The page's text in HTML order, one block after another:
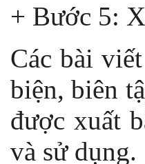
+ Bước 5:
Các bài
biện, biên
được xuất
và sử dụng.